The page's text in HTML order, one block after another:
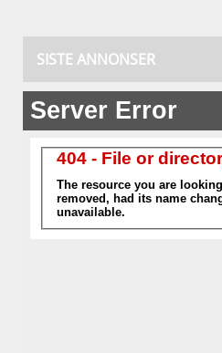
SISTE ANNONSER